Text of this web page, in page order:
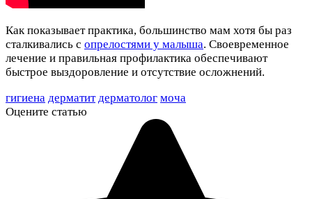
Как показывает практика, большинство мам хотя бы раз
сталкивались с опрелостями у малыша. Своевременное
лечение и правильная профилактика обеспечивают
быстрое выздоровление и отсутствие осложнений.
гигиена дерматит дерматолог моча
Оцените статью